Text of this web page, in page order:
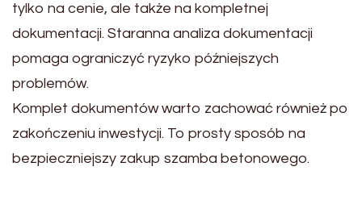
tylko na cenie, ale także na kompletnej
dokumentacji. Staranna analiza dokumentacji
pomaga ograniczyć ryzyko późniejszych
problemów.
Komplet dokumentów warto zachować również po
zakończeniu inwestycji. To prosty sposób na
bezpieczniejszy zakup szamba betonowego.